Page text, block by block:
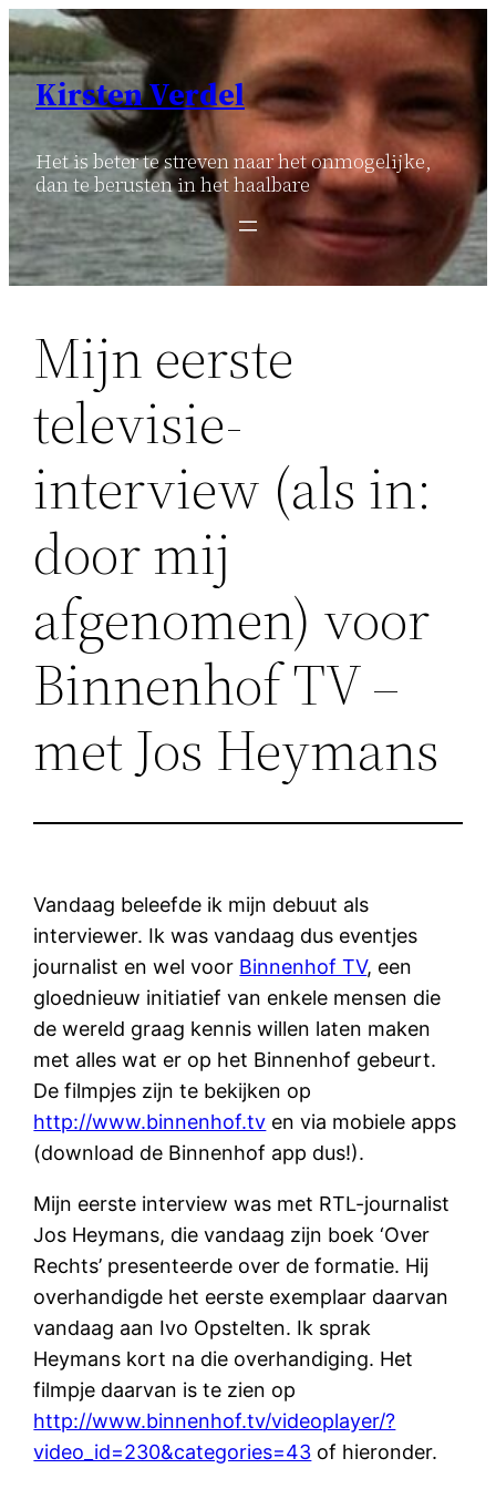
Ga
naar
inhoud
Kirsten Verdel
Het is beter te streven naar het onmogelijke,
dan te berusten in het haalbare
Mijn eerste
televisie-
interview (als in:
door mij
afgenomen) voor
Binnenhof TV –
met Jos Heymans
Vandaag beleefde ik mijn debuut als
interviewer. Ik was vandaag dus eventjes
journalist en wel voor Binnenhof TV, een
gloednieuw initiatief van enkele mensen die
de wereld graag kennis willen laten maken
met alles wat er op het Binnenhof gebeurt.
De filmpjes zijn te bekijken op
http://www.binnenhof.tv en via mobiele apps
(download de Binnenhof app dus!).
Mijn eerste interview was met RTL-journalist
Jos Heymans, die vandaag zijn boek ‘Over
Rechts’ presenteerde over de formatie. Hij
overhandigde het eerste exemplaar daarvan
vandaag aan Ivo Opstelten. Ik sprak
Heymans kort na die overhandiging. Het
filmpje daarvan is te zien op
http://www.binnenhof.tv/videoplayer/?
video_id=230&categories=43 of hieronder.